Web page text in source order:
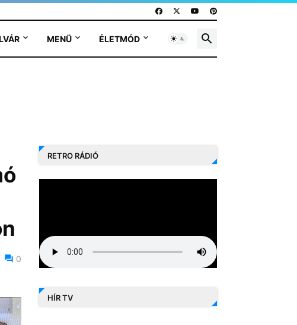
MENÜ ÉLETMÓD
0
RETRO RÁDIÓ
HÍR TV